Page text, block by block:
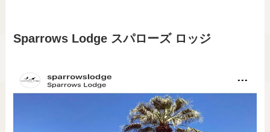
Sparrows Lodge スパローズ ロッジ